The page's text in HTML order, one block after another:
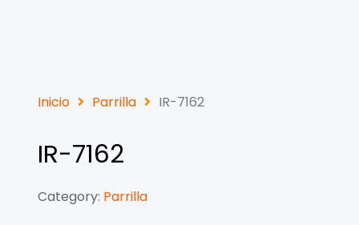
Inicio Parrilla IR-7162
IR-7162
Category: Parrilla